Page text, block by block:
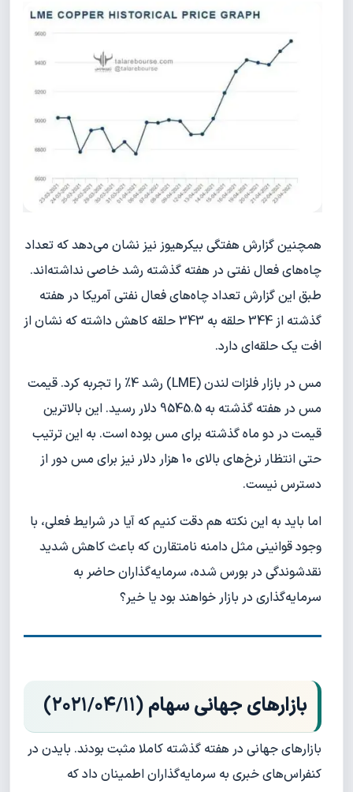
همچنین گزارش هفتگی بیکرهیوز نیز نشان می‌دهد که تعداد
چا‌ه‌های فعال نفتی در هفته گذشته رشد خاصی نداشته‌اند.
طبق این گزارش تعداد چاه‌های فعال نفتی آمریکا در هفته
گذشته از 344 حلقه به 343 حلقه کاهش داشته که نشان از
افت یک حلقه‌ای دارد.
مس در بازار فلزات لندن (LME) رشد 4% را تجربه کرد. قیمت
مس در هفته گذشته به 9545.5 دلار رسید. این بالاترین
قیمت در دو ماه گذشته برای مس بوده است. به این ترتیب
حتی انتظار نرخ‌های بالای 10 هزار دلار نیز برای مس دور از
دسترس نیست.
اما باید به این نکته هم دقت کنیم که آیا در شرایط فعلی، با
وجود قوانینی مثل دامنه نامتقارن که باعث کاهش شدید
نقدشوندگی در بورس شده، سرمایه‌گذاران حاضر به
سرمایه‌گذاری در بازار خواهند بود یا خیر؟
بازارهای جهانی سهام(۲۰۲۱/۰۴/ ۱۱ )
بازارهای جهانی در هفته گذشته کاملا مثبت بودند. بایدن در
کنفراس‌های خبری به سرمایه‌گذاران اطمینان داد که